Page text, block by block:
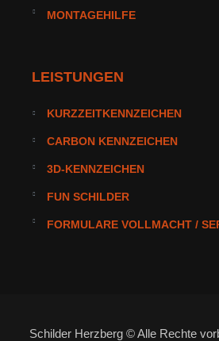
MONTAGEHILFE
LEISTUNGEN
KURZZEITKENNZEICHEN
CARBON KENNZEICHEN
3D-KENNZEICHEN
FUN SCHILDER
FORMULARE VOLLMACHT /
Schilder Herzberg © Alle Rechte